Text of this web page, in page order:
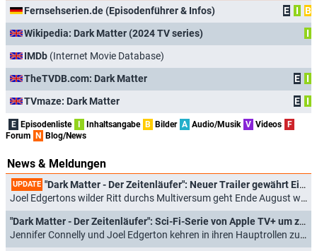
Fernsehserien.de (Episodenführer & Infos) E I
B
Wikipedia: Dark Matter (2024 TV series)
I
IMDb (Internet Movie Database)
TheTVDB.com: Dark Matter
E
I
TVmaze: Dark Matter
E I
E Episodenliste I Inhaltsangabe B Bilder A Audio/Musik V Videos F
Forum N Blog/News
News & Meldungen
UPDATE "Dark Matter - Der Zeitenläufer": Neuer Trailer gewährt Einblick in Handlung von Staffel 2
Joel Edgertons wilder Ritt durchs Multiversum geht Ende August weiter (07.04.2026)
"Dark Matter - Der Zeitenläufer": Sci-Fi-Serie von Apple TV+ um zweite Staffel verlängert
Jennifer Connelly und Joel Edgerton kehren in ihren Hauptrollen zurück (18.08.2024)